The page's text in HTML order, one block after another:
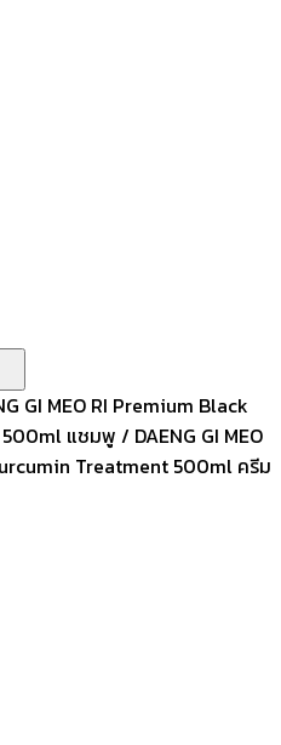
GI MEO RI Premium Black
แชมพู / DAENG GI MEO
Treatment 500ml ครีม